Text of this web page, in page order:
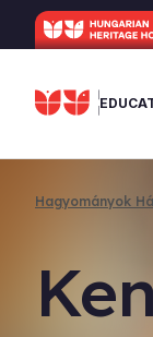
main
Hagyományok